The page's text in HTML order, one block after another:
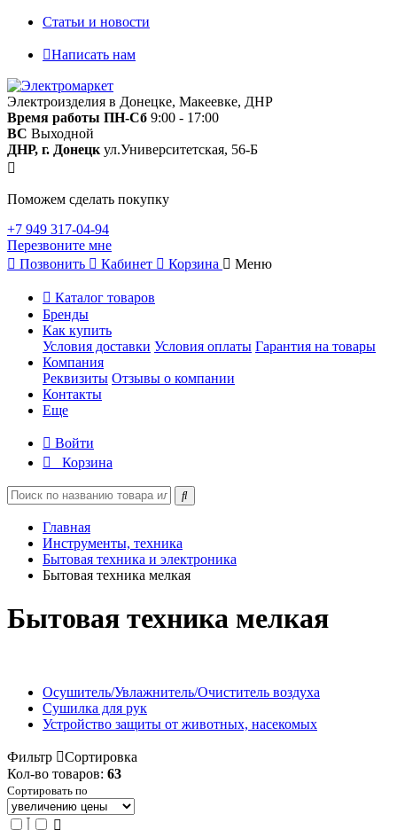
Статьи и новости
Написать нам
Электроизделия в Донецке, Макеевке, ДНР
Время работы ПН-Сб 9:00 - 17:00
ВС Выходной
ДНР, г. Донецк ул.Университетская, 56-Б
Поможем сделать покупку
+7 949 317-04-94
Перезвоните мне
Позвонить
Кабинет Корзина Меню
Каталог товаров
Бренды
Как купить
Условия доставки Условия оплаты Гарантия на товары
Компания
Реквизиты Отзывы о компании
Контакты
Еще
Войти
Корзина
Главная
Инструменты, техника
Бытовая техника и электроника
Бытовая техника мелкая
Бытовая техника мелкая
Осушитель/Увлажнитель/Очиститель воздуха
Сушилка для рук
Устройство защиты от животных, насекомых
Фильтр
Сортировка
Кол-во товаров: 63
Сортировать по